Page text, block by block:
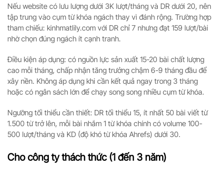
Nếu website có lưu lượng dưới 3K lượt/tháng và DR dưới 20, nên
tập trung vào cụm từ khóa ngách thay vì đánh rộng. Trường hợp
tham chiếu: kinhmatlily.com với DR chỉ 7 nhưng đạt 159 lượt/bài
nhờ chọn đúng ngách ít cạnh tranh.
Điều kiện áp dụng: có nguồn lực sản xuất 15-20 bài chất lượng
cao mỗi tháng, chấp nhận tăng trưởng chậm 6-9 tháng đầu để
xây nền. Không áp dụng khi cần kết quả ngay trong 3 tháng
hoặc có ngân sách lớn để chạy song song nhiều cụm từ khóa.
Ngưỡng tối thiểu cần thiết: DR tối thiểu 15, ít nhất 50 bài viết từ
1.500 từ trở lên, mỗi bài nhắm 1 từ khóa chính có volume 100-
500 lượt/tháng và KD (độ khó từ khóa Ahrefs) dưới 30.
Cho công ty thách thức (1 đến 3 năm)